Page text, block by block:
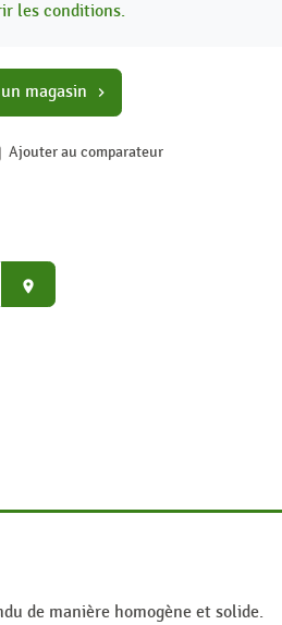
les conditions.
magasin chevron_right
Ajouter au comparateur
place
de manière homogène et solide.